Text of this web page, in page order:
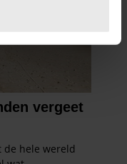
advertenties te
media te bieden
Ook delen we
site met onze
en analyse. Deze